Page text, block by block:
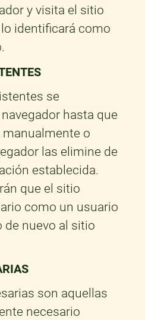
y visita el sitio
identificará como
se
hasta que
o
las elimine de
establecida.
que el sitio
como un usuario
de nuevo al sitio
son aquellas
necesario